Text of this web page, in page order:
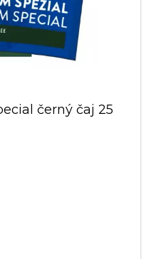
černý čaj 25